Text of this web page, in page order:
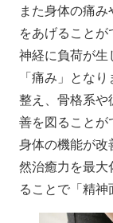
また身体の痛み
をあげること
神経に負荷が生
「痛み」とな
整え、骨格系や
善を図ることが
身体の機能が改
然治癒力を最大
ることで「精神